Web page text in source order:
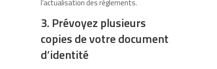
l’actualisation des règlements.
3. Prévoyez plusieurs
copies de votre document
d’identité